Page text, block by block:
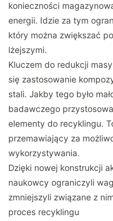
konieczności
energii. Idzie za tym
który można zwiększać
lżejszymi.
Kluczem do redukcji
się zastosowanie
stali. Jakby tego było
badawczego
elementy do recyklingu.
przemawiający za
wykorzystywania.
Dzięki nowej konstrukcji
naukowcy ograniczyli
zmniejszyli związane z
proces recyklingu